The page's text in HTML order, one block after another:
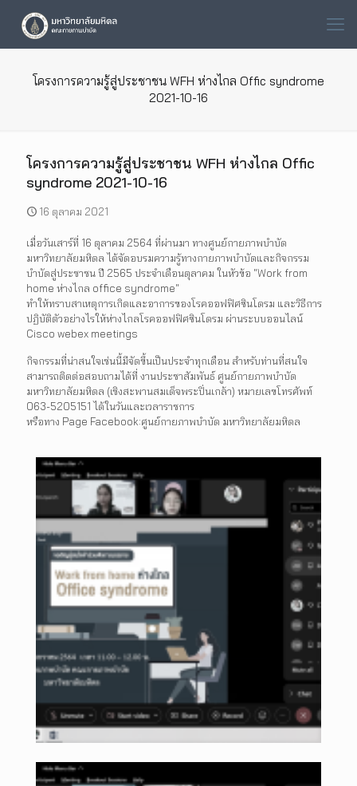
โครงการความรู้สู่ประชาชน WFH ห่างไกล Offic syndrome
2021-10-16
โครงการความรู้สู่ประชาชน WFH ห่างไกล Offic
syndrome 2021-10-16
16 ตุลาคม 2021
เมื่อวันเสาร์ที่ 16 ตุลาคม 2564 ที่ผ่านมา ทางศูนย์กายภาพบำบัด
มหาวิทยาลัยมหิดล ได้จัดอบรมความรู้ทางกายภาพบำบัดและกิจกรรม
บำบัดสู่ประชาชน ปี 2565 ประจำเดือนตุลาคม ในหัวข้อ "Work from
home ห่างไกล office syndrome"
ทำให้ทราบสาเหตุการเกิดและอาการของโรคออฟฟิศซินโดรม และวิธีการ
ปฏิบัติตัวอย่างไรให้ห่างไกลโรคออฟฟิศซินโดรม ผ่านระบบออนไลน์
Cisco webex meetings
กิจกรรมที่น่าสนใจเช่นนี้มีจัดขึ้นเป็นประจำทุกเดือน สำหรับท่านที่สนใจ
สามารถติดต่อสอบถามได้ที่ งานประชาสัมพันธ์ ศูนย์กายภาพบำบัด
มหาวิทยาลัยมหิดล (เชิงสะพานสมเด็จพระปิ่นเกล้า) หมายเลขโทรศัพท์
063-5205151 ได้ในวันและเวลาราชการ
หรือทาง Page Facebook:ศูนย์กายภาพบำบัด มหาวิทยาลัยมหิดล